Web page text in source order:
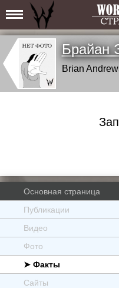
Брайан
Brian
Основная страница
Публикации
Видео
Фото
➤ Факты
Сайты